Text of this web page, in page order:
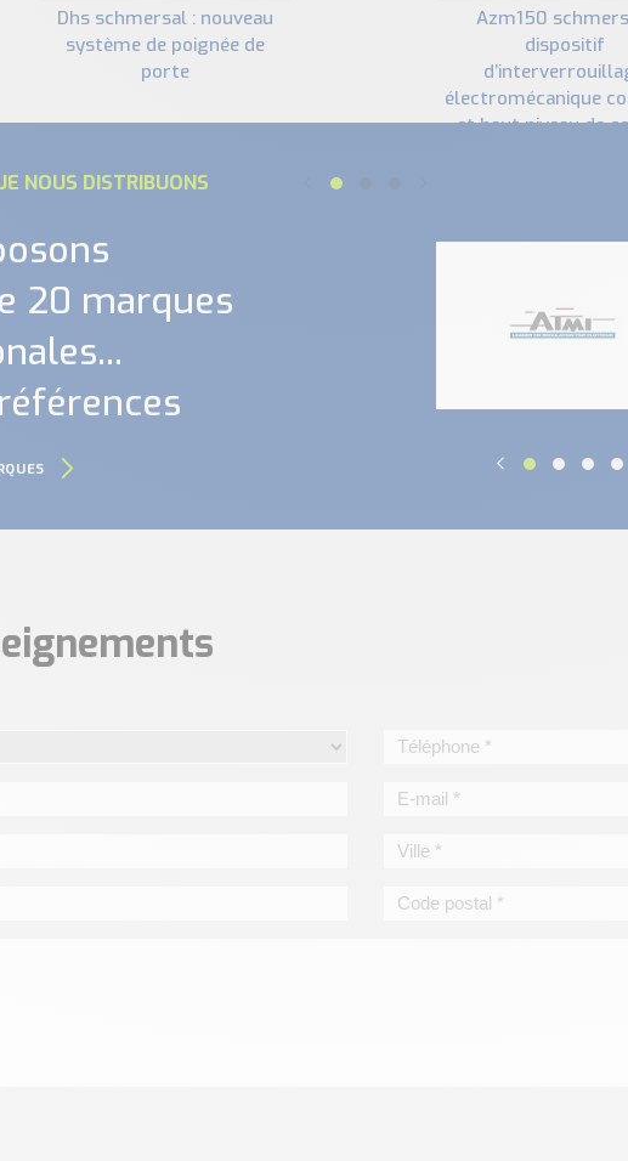
dhs schmersal : nouveau
système de poignée de
porte
azm150 schmersal :
dispositif
électromécanique
et haut niveau de
NOUS DISTRIBUONS
20 marques